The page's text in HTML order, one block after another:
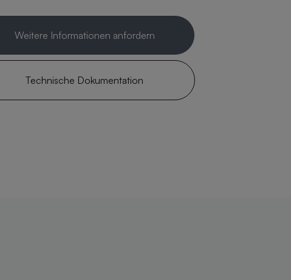
Weitere Informationen anfordern
Technische Dokumentation